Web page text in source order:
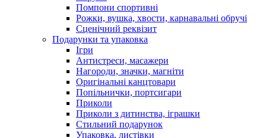
Помпони спортивні
Рожки, вушка, хвости, карнавальні обручі
Сценічний реквізит
Подарунки та упаковка
Ігри
Антистреси, масажери
Нагороди, значки, магніти
Оригінальні канцтовари
Попільнички, портсигари
Приколи
Приколи з дитинства, іграшки
Стильний подарунок
Упаковка, листівки